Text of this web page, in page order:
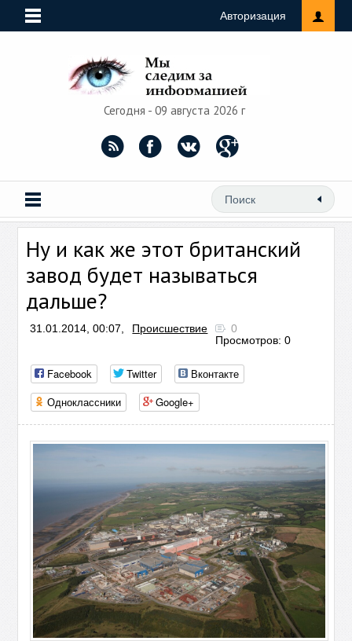
Авторизация
Сегодня - 09 августа 2026 г
Ну и как же этот британский
завод будет называться
дальше?
31.01.2014, 00:07, Происшествие
0
Просмотров: 0
Facebook Twitter
Вконтакте
Одноклассники
Google+